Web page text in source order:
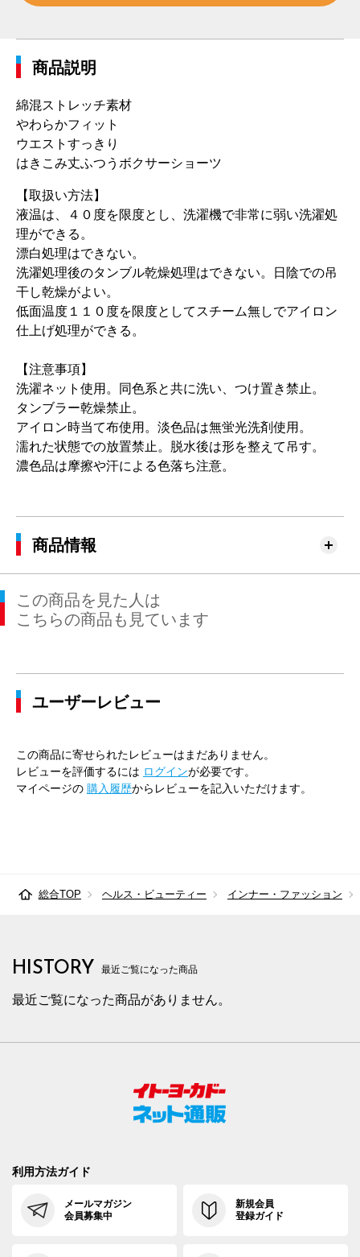
商品説明
綿混ストレッチ素材
やわらかフィット
ウエストすっきり
はきこみ丈ふつうボクサーショーツ
【取扱い方法】
液温は、４０度を限度とし、洗濯機で非常に弱い洗濯処
理ができる。
漂白処理はできない。
洗濯処理後のタンブル乾燥処理はできない。日陰での吊
干し乾燥がよい。
低面温度１１０度を限度としてスチーム無しでアイロン
仕上げ処理ができる。
【注意事項】
洗濯ネット使用。同色系と共に洗い、つけ置き禁止。
タンブラー乾燥禁止。
アイロン時当て布使用。淡色品は無蛍光洗剤使用。
濡れた状態での放置禁止。脱水後は形を整えて吊す。
濃色品は摩擦や汗による色落ち注意。
商品情報
この商品を見た人は
こちらの商品も見ています
ユーザーレビュー
この商品に寄せられたレビューはまだありません。
レビューを評価するには ログインが必要です。
マイページの 購入履歴からレビューを記入いただけます。
総合TOP ヘルス・ビューティー インナー・ファッション
HISTORY 最近ご覧になった商品
最近ご覧になった商品がありません。
利用方法ガイド
メールマガジン
会員募集中
新規会員
登録ガイド